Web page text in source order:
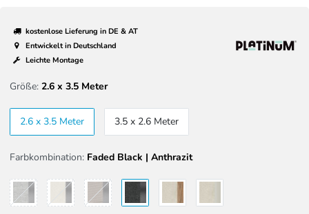
kostenlose Lieferung in DE & AT
Entwickelt in Deutschland
Leichte Montage
Größe: 2.6 x 3.5 Meter
2.6 x 3.5 Meter 3.5 x 2.6 Meter
Farbkombination: Faded Black | Anthrazit